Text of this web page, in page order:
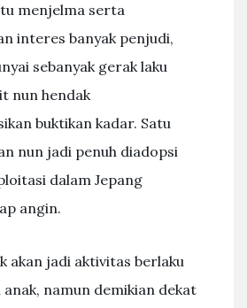
menjelma serta
interes banyak penjudi,
sebanyak gerak laku
nun hendak
buktikan kadar. Satu
nun jadi penuh diadopsi
dalam Jepang
angin.
akan jadi aktivitas berlaku
namun demikian dekat